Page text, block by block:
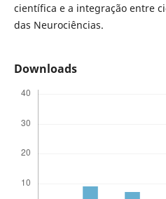
científica e a integração entre
das Neurociências.
Downloads